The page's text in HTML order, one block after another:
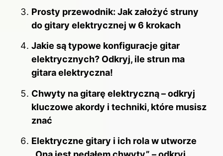
Prosty przewodnik: Jak założyć struny
do gitary elektrycznej w 6 krokach
Jakie są typowe konfiguracje gitar
elektrycznych? Odkryj, ile strun ma
gitara elektryczna!
Chwyty na gitarę elektryczną – odkryj
kluczowe akordy i techniki, które musisz
znać
Elektryczne gitary i ich rola w utworze